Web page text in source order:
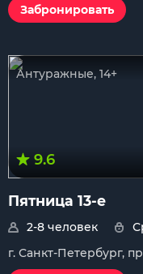
Забронировать
Антуражные, 14+
9.6
Пятница 13-е
2-8 человек
г. Санкт-Петербург,